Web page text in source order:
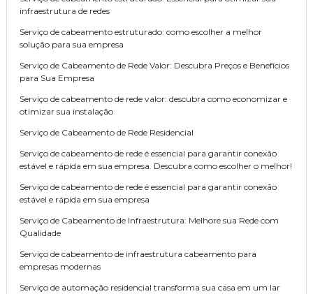
infraestrutura de redes
Serviço de cabeamento estruturado: como escolher a melhor
solução para sua empresa
Serviço de Cabeamento de Rede Valor: Descubra Preços e Benefícios
para Sua Empresa
Serviço de cabeamento de rede valor: descubra como economizar e
otimizar sua instalação
Serviço de Cabeamento de Rede Residencial
Serviço de cabeamento de rede é essencial para garantir conexão
estável e rápida em sua empresa. Descubra como escolher o melhor!
Serviço de cabeamento de rede é essencial para garantir conexão
estável e rápida em sua empresa
Serviço de Cabeamento de Infraestrutura: Melhore sua Rede com
Qualidade
Serviço de cabeamento de infraestrutura cabeamento para
empresas modernas
Serviço de automação residencial transforma sua casa em um lar